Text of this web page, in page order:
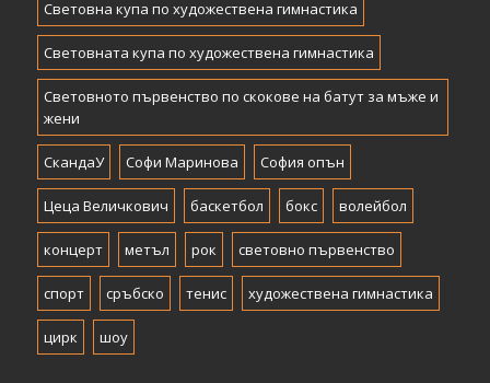
Световна купа по художествена гимнастика
Световната купа по художествена гимнастика
Световното първенство по скокове на батут за мъже и
жени
СкандаУ Софи Маринова София опън
Цеца Величкович баскетбол бокс волейбол
концерт метъл рок световно първенство
спорт сръбско тенис художествена гимнастика
цирк шоу